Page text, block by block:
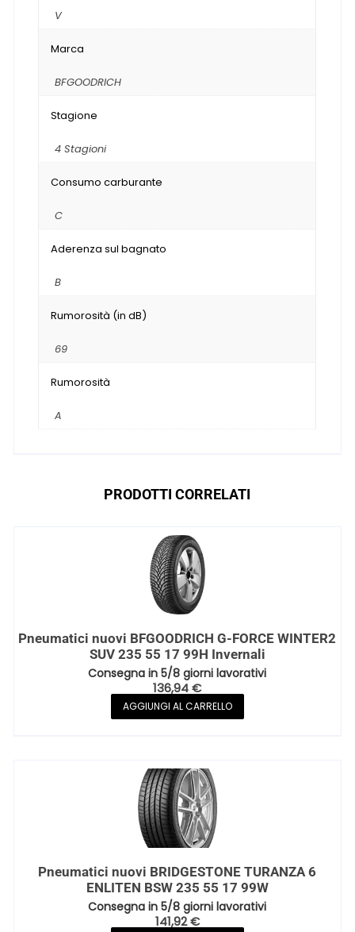
V
Marca
BFGOODRICH
Stagione
4 Stagioni
Consumo carburante
C
Aderenza sul bagnato
B
Rumorosità (in dB)
69
Rumorosità
A
PRODOTTI CORRELATI
Pneumatici nuovi BFGOODRICH G-FORCE WINTER2
SUV 235 55 17 99H Invernali
Consegna in 5/8 giorni lavorativi
136,94€
AGGIUNGI AL CARRELLO
Pneumatici nuovi BRIDGESTONE TURANZA 6
ENLITEN BSW 235 55 17 99W
Consegna in 5/8 giorni lavorativi
141,92€